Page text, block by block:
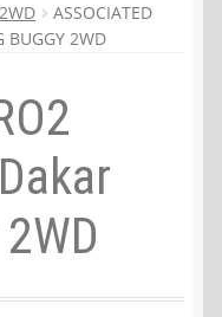
ASSOCIATED
BUGGY 2WD